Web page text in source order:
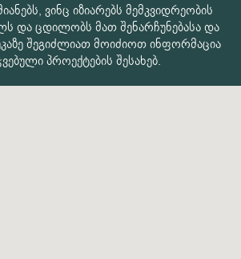
ვინც იზიარებს მემკვიდრეობის
და ცდილობს მათ შენარჩუნებასა და
შეგიძლიათ მოიძიოთ ინფორმაცია
პროექტების შესახებ.